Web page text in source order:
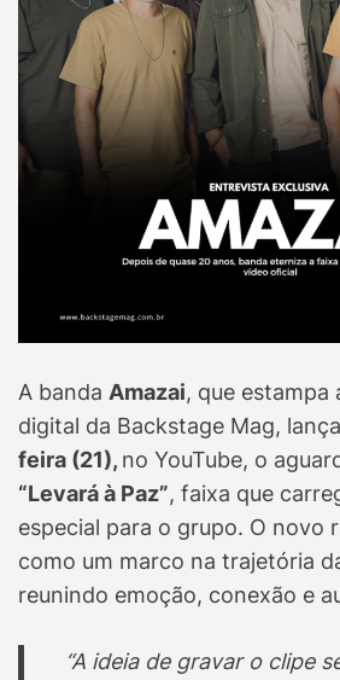
A banda Amazai, que estampa
digital da Backstage Mag,
feira (21), no YouTube, o
“Levará à Paz”, faixa que
especial para o grupo. O novo
como um marco na trajetória
reunindo emoção, conexão e
“A ideia de gravar o clipe